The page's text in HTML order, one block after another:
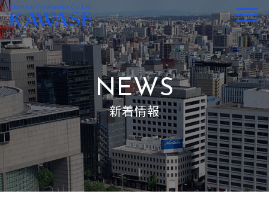
NEWS
新着情報